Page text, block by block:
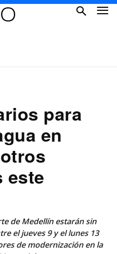
para
en
este
de Medellín estarán sin
el jueves 9 y el lunes 13
de modernización en la